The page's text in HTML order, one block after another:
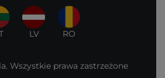
LV RO
Wszystkie prawa zastrzeżone